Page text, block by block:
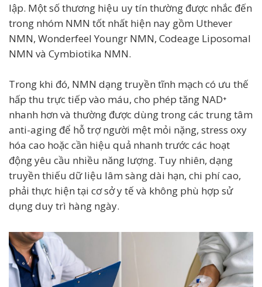
lập. Một số thương hiệu uy tín thường được nhắc đến
trong nhóm NMN tốt nhất hiện nay gồm Uthever
NMN, Wonderfeel Youngr NMN, Codeage Liposomal
NMN và Cymbiotika NMN.
Trong khi đó, NMN dạng truyền tĩnh mạch có ưu thế
hấp thu trực tiếp vào máu, cho phép tăng NAD⁺
nhanh hơn và thường được dùng trong các trung tâm
anti-aging để hỗ trợ người mệt mỏi nặng, stress oxy
hóa cao hoặc cần hiệu quả nhanh trước các hoạt
động yêu cầu nhiều năng lượng. Tuy nhiên, dạng
truyền thiếu dữ liệu lâm sàng dài hạn, chi phí cao,
phải thực hiện tại cơ sở y tế và không phù hợp sử
dụng duy trì hàng ngày.